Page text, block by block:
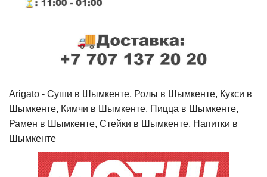
Arigato - Cуши в Шымкенте, Ролы в Шымкенте, Кукси в
Шымкенте, Кимчи в Шымкенте, Пицца в Шымкенте,
Рамен в Шымкенте, Стейки в Шымкенте, Напитки в
Шымкенте